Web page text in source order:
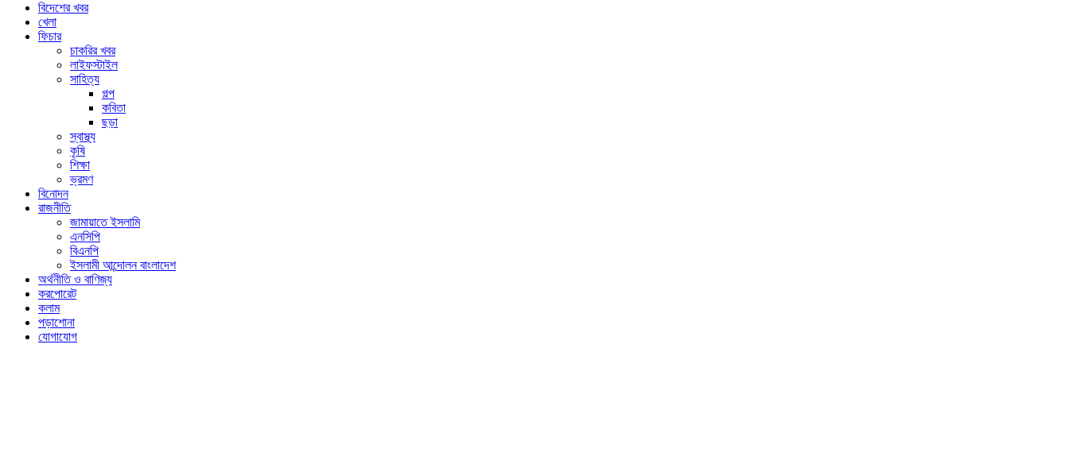
বিদেশের খবর
খেলা
ফিচার
চাকরির খবর
লাইফস্টাইল
সাহিত্য
গল্প
কবিতা
ছড়া
স্বাস্থ্য
কৃষি
শিক্ষা
ভ্রমণ
বিনোদন
রাজনীতি
জামায়াতে ইসলামি
এনসিপি
বিএনপি
ইসলামী আন্দোলন বাংলাদেশ
অর্থনীতি ও বাণিজ্য
করপোরেট
কলাম
পড়াশোনা
যোগাযোগ